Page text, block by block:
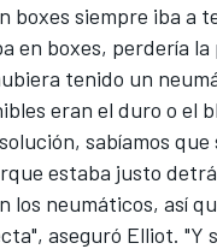
boxes siempre iba a
en boxes, perdería
tenido un
eran el duro o el
sabíamos
estaba justo
los neumáticos, así
aseguró Elliot. "Y